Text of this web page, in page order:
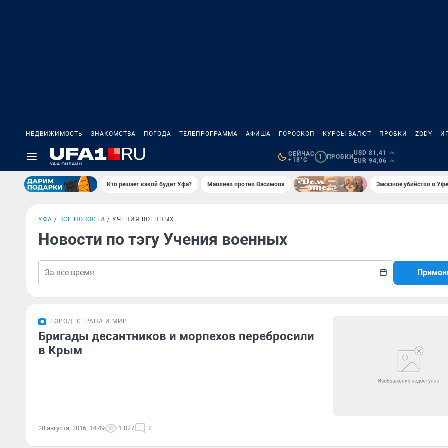
НЕДВИЖИМОСТЬ ЗНАКОМСТВА ПОГОДА ТЕЛЕПРОГРАММА АФИША ГОРОСКОП КУРСЫ ВАЛЮТ ПРОБКИ ZODY
СЕЙЧАС
+18°C
1 ПРОБКИ
USD 81,41
EUR 94,06
Кто решает какой будет Уфа? Мавлиев против Васимова Заказное убийство в
УФА ВСЕ НОВОСТИ УЧЕНИЯ ВОЕННЫХ
Новости по тэгу Учения военных
ГОРОД СТРАНА И МИР
Бригады десантников и морпехов перебросили
в Крым
28 августа, 2016, 14:49 1 027 2